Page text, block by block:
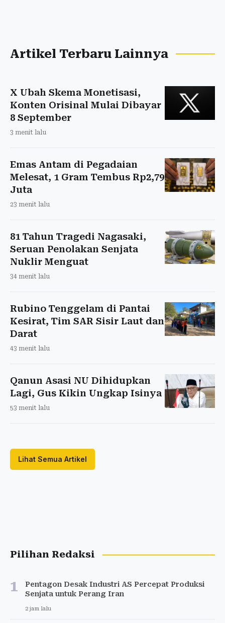
Artikel Terbaru Lainnya
X Ubah Skema Monetisasi,
Konten Orisinal Mulai Dibayar
8 September
3 menit lalu
Emas Antam di Pegadaian
Melesat, 1 Gram Tembus Rp2,79
Juta
23 menit lalu
81 Tahun Tragedi Nagasaki,
Seruan Penolakan Senjata
Nuklir Menguat
34 menit lalu
Rubino Tenggelam di Pantai
Kesirat, Tim SAR Sisir Laut dan
Darat
43 menit lalu
Qanun Asasi NU Dihidupkan
Lagi, Gus Kikin Ungkap Isinya
53 menit lalu
Lihat Semua Artikel
Pilihan Redaksi
1
Pentagon Desak Industri AS Percepat Produksi
Senjata untuk Perang Iran
2 jam lalu